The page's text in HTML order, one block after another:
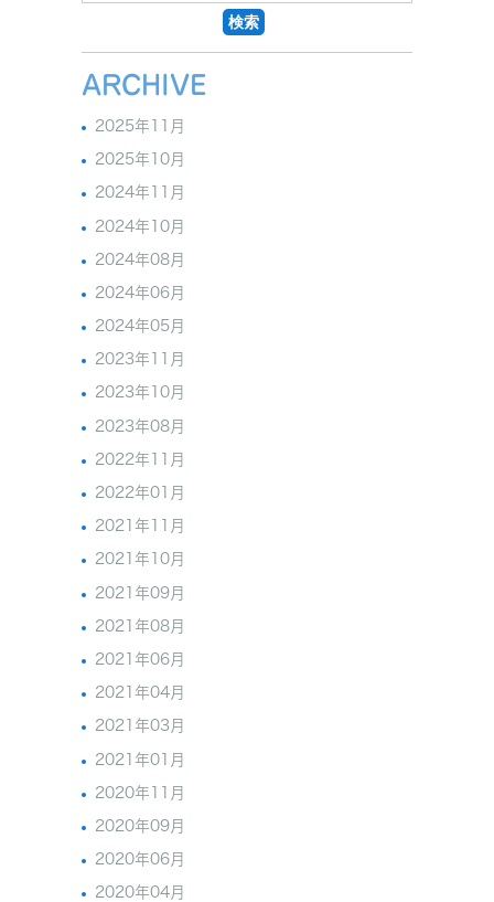
ARCHIVE
2025年11月
2025年10月
2024年11月
2024年10月
2024年08月
2024年06月
2024年05月
2023年11月
2023年10月
2023年08月
2022年11月
2022年01月
2021年11月
2021年10月
2021年09月
2021年08月
2021年06月
2021年04月
2021年03月
2021年01月
2020年11月
2020年09月
2020年06月
2020年04月